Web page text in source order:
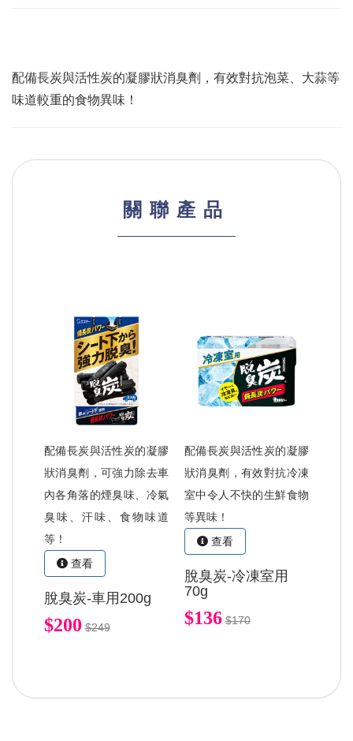
配備長炭與活性炭的凝膠狀消臭劑，有效對抗泡菜、大蒜等
味道較重的食物異味！
關聯產品
配備長炭與活性炭的凝膠
狀消臭劑，可強力除去車
內各角落的煙臭味、冷氣
臭味、汗味、食物味道
等！
查看
脫臭炭-車用200g
$200 $249
配備長炭與活性炭的凝膠
狀消臭劑，有效對抗冷凍
室中令人不快的生鮮食物
等異味！
查看
脫臭炭-冷凍室用
70g
$136 $170